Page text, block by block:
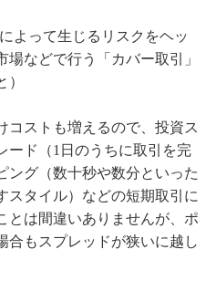
よって生じるリスクをヘッ
などで行う「カバー取引」
ストも増えるので、投資ス
ード（1日のうちに取引を完
ング（数十秒や数分といった
スタイル）などの短期取引に
とは間違いありませんが、ポ
合もスプレッドが狭いに越し